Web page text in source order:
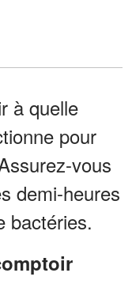
à quelle
pour
vous
demi-heures
bactéries.